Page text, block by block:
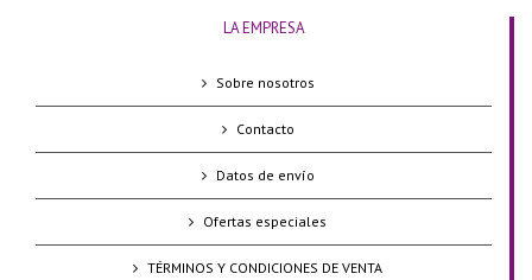
LA EMPRESA
Sobre nosotros
Contacto
Datos de envío
Ofertas especiales
TÉRMINOS Y CONDICIONES DE VENTA